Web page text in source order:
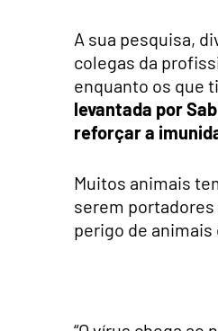
A sua pesquisa,
colegas da
enquanto os que
levantada por
reforçar a
Muitos animais
serem portadores
perigo de animais